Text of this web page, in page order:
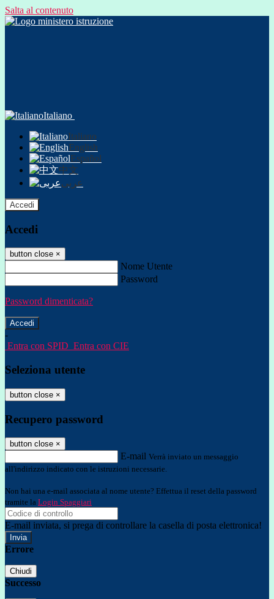
Salta al contenuto
Italiano
Italiano
English
Español
中文
عربى
Accedi
Accedi
button close ×
Nome Utente
Password
Password dimenticata?
-
Entra con SPID Entra con CIE
Seleziona utente
button close ×
Recupero password
button close ×
E-mail Verrà inviato un messaggio
all'indirizzo indicato con le istruzioni necessarie.
Non hai una e-mail associata al nome utente? Effettua il reset della password
tramite la Login Spaggiari
E-mail inviata, si prega di controllare la casella di posta elettronica!
Errore
Chiudi
Successo